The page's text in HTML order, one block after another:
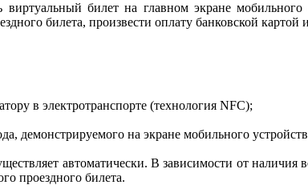
виртуальный билет на главном экране
билета, произвести оплату банковской картой
в электротранспорте (технология NFC);
демонстрируемого на экране мобильного
автоматически. В зависимости от
проездного билета.